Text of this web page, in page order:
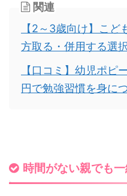
関連
【2～3歳向け】こ
方取る・併用する選
【口コミ】幼児ポピ
円で勉強習慣を身に
時間がない親でも